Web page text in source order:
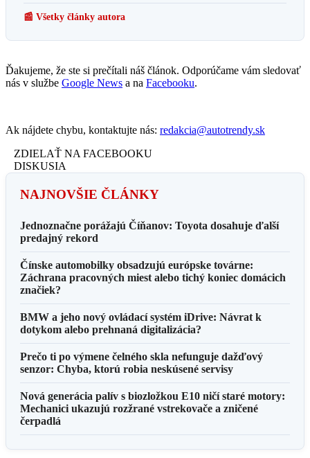
📰 Všetky články autora
Ďakujeme, že ste si prečítali náš článok. Odporúčame vám sledovať
nás v službe Google News a na Facebooku.
Ak nájdete chybu, kontaktujte nás: redakcia@autotrendy.sk
ZDIELAŤ NA FACEBOOKU
DISKUSIA
NAJNOVŠIE ČLÁNKY
Jednoznačne porážajú Číňanov: Toyota dosahuje ďalší
predajný rekord
Čínske automobilky obsadzujú európske továrne:
Záchrana pracovných miest alebo tichý koniec domácich
značiek?
BMW a jeho nový ovládací systém iDrive: Návrat k
dotykom alebo prehnaná digitalizácia?
Prečo ti po výmene čelného skla nefunguje dažďový
senzor: Chyba, ktorú robia neskúsené servisy
Nová generácia palív s biozložkou E10 ničí staré motory:
Mechanici ukazujú rozžrané vstrekovače a zničené
čerpadlá